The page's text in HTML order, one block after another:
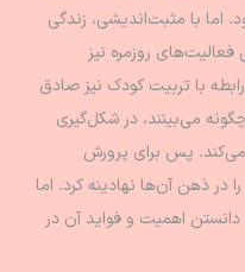
اما با مثبت‌اندیشی، زندگی
روزمره نیز
با تربیت کودک نیز صادق
می‌بینند، در شکل‌گیری
پس برای پرورش
در ذهن آن‌ها نهادینه کرد. اما
اهمیت و فواید آن در